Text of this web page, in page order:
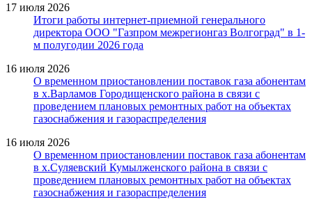
17 июля 2026
Итоги работы интернет-приемной генерального
директора ООО "Газпром межрегионгаз Волгоград" в 1-
м полугодии 2026 года
16 июля 2026
О временном приостановлении поставок газа абонентам
в х.Варламов Городищенского района в связи с
проведением плановых ремонтных работ на объектах
газоснабжения и газораспределения
16 июля 2026
О временном приостановлении поставок газа абонентам
в х.Суляевский Кумылженского района в связи с
проведением плановых ремонтных работ на объектах
газоснабжения и газораспределения